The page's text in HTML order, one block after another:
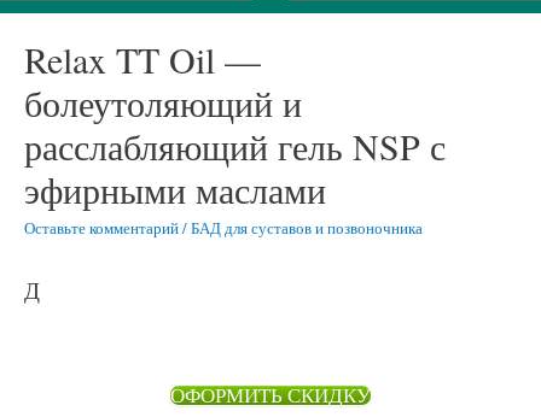
меню
ОФОРМИТЬ СКИДКУ
Relax TT Oil —
болеутоляющий и
расслабляющий гель NSP с
эфирными маслами
Оставьте комментарий/БАД для суставов и позвоночника
Д